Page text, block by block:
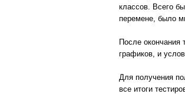
классов. Всего
перемене, было
После окончания
графиков, и
Для получения
все итоги